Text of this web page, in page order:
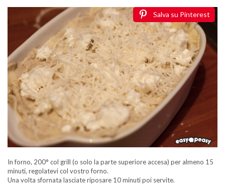
Salva su Pinterest
In forno, 200° col grill (o solo la parte superiore accesa) per almeno 15
minuti, regolatevi col vostro forno.
Una volta sfornata lasciate riposare 10 minuti poi servite.